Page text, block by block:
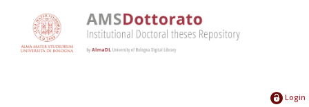
Login